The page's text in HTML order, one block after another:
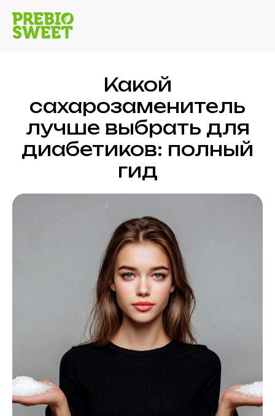
Какой
сахарозаменитель
лучше выбрать для
диабетиков: полный
гид